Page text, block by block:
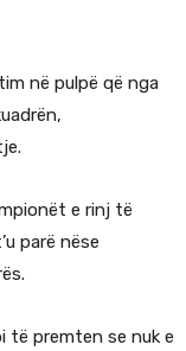
në pulpë që nga
e rinj të
parë nëse
të premten se nuk e